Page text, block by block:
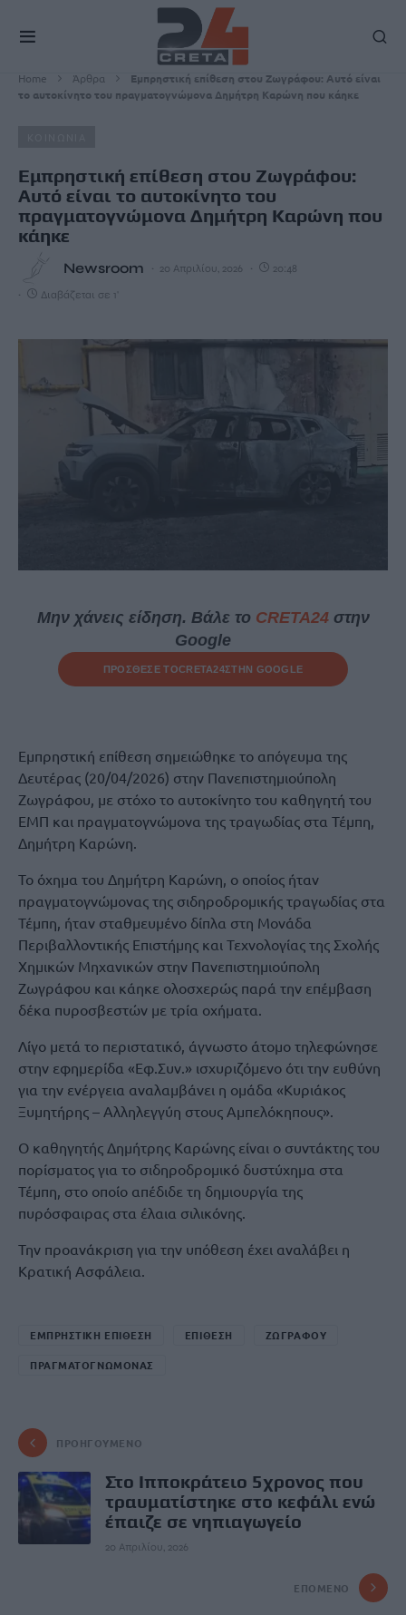
Home Άρθρα
Εμπρηστική επίθεση στου Ζωγράφου: Αυτό είναι
το αυτοκίνητο του πραγματογνώμονα Δημήτρη Καρώνη που κάηκε
Εμπρηστική επίθεση στου Ζωγράφου:
Αυτό είναι το αυτοκίνητο του
πραγματογνώμονα Δημήτρη Καρώνη που
κάηκε
Newsroom 20 Απριλίου, 2026 20:48
Διαβάζεται σε 1'
Μην χάνεις είδηση. Βάλε το CRETA24στην
Google
ΠΡΟΣΘΕΣΕ ΤΟCRETA24ΣΤΗΝ GOOGLE
Εμπρηστική επίθεση σημειώθηκε το απόγευμα της
Δευτέρας (20/04/2026) στην Πανεπιστημιούπολη
Ζωγράφου, με στόχο το αυτοκίνητο του καθηγητή του
ΕΜΠ και πραγματογνώμονα της τραγωδίας στα Τέμπη,
Δημήτρη Καρώνη.
Το όχημα του Δημήτρη Καρώνη, ο οποίος ήταν
πραγματογνώμονας της σιδηροδρομικής τραγωδίας στα
Τέμπη, ήταν σταθμευμένο δίπλα στη Μονάδα
Περιβαλλοντικής Επιστήμης και Τεχνολογίας της Σχολής
Χημικών Μηχανικών στην Πανεπιστημιούπολη
Ζωγράφου και κάηκε ολοσχερώς παρά την επέμβαση
δέκα πυροσβεστών με τρία οχήματα.
​Λίγο μετά το περιστατικό, άγνωστο άτομο τηλεφώνησε
στην εφημερίδα «Εφ.Συν.» ισχυριζόμενο ότι την ευθύνη
για την ενέργεια αναλαμβάνει η ομάδα «Κυριάκος
Ξυμητήρης – Αλληλεγγύη στους Αμπελόκηπους».
Ο καθηγητής Δημήτρης Καρώνης είναι ο συντάκτης του
πορίσματος για το σιδηροδρομικό δυστύχημα στα
Τέμπη, στο οποίο απέδιδε τη δημιουργία της
πυρόσφαιρας στα έλαια σιλικόνης.
Την προανάκριση για την υπόθεση έχει αναλάβει η
Κρατική Ασφάλεια.
ΕΜΠΡΗΣΤΙΚΗ ΕΠΙΘΕΣΗ ΕΠΙΘΕΣΗ ΖΩΓΡΑΦΟΥ
ΠΡΑΓΜΑΤΟΓΝΩΜΟΝΑΣ
ΠΡΟΗΓΟΎΜΕΝΟ
Στο Ιπποκράτειο 5χρονος που
τραυματίστηκε στο κεφάλι ενώ
έπαιζε σε νηπιαγωγείο
20 Απριλίου, 2026
ΕΠΌΜΕΝΟ